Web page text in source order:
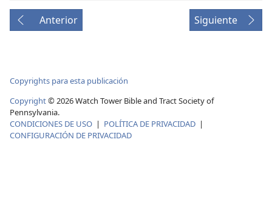
Anterior Siguiente
Copyrights para esta publicación
Copyright© 2026 Watch Tower Bible and Tract Society of
Pennsylvania.
CONDICIONES DE USO | POLÍTICA DE PRIVACIDAD |
CONFIGURACIÓN DE PRIVACIDAD